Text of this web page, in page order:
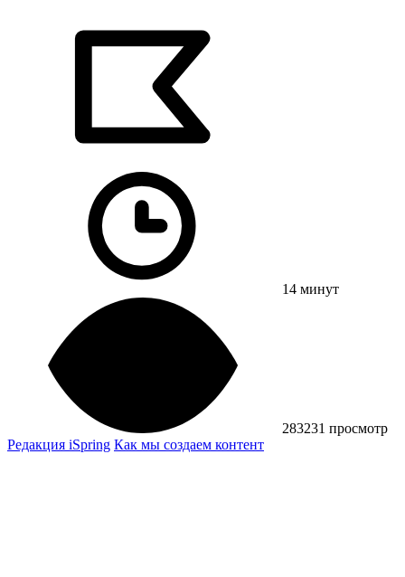
14 минут
283231 просмотр
Редакция iSpring Как мы создаем контент